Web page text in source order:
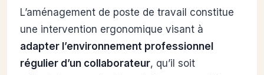
L’aménagement de poste de travail constitue
une intervention ergonomique visant à
adapter l’environnement professionnel
régulier d’un collaborateur, qu’il soit